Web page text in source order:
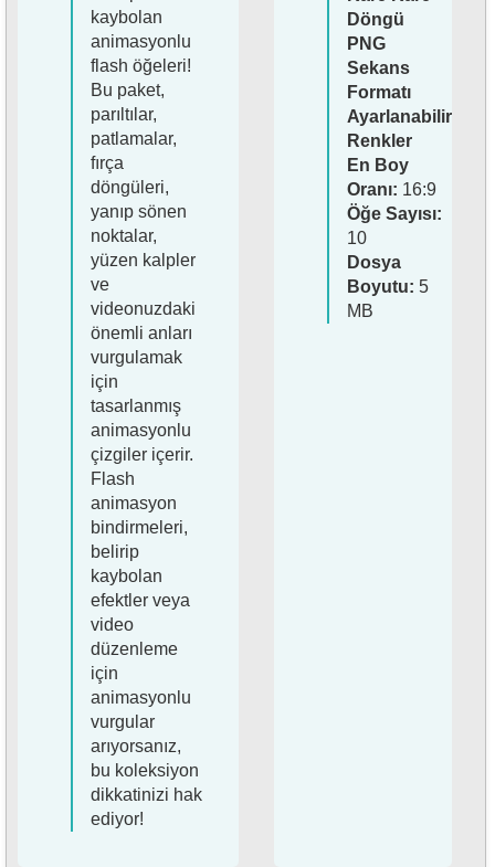
kaybolan
animasyonlu
flash öğeleri!
Bu paket,
parıltılar,
patlamalar,
fırça
döngüleri,
yanıp sönen
noktalar,
yüzen kalpler
ve
videonuzdaki
önemli anları
vurgulamak
için
tasarlanmış
animasyonlu
çizgiler içerir.
Flash
animasyon
bindirmeleri,
belirip
kaybolan
efektler veya
video
düzenleme
için
animasyonlu
vurgular
arıyorsanız,
bu koleksiyon
dikkatinizi hak
ediyor!
Döngü
PNG
Sekans
Formatı
Ayarlanabilir
Renkler
En Boy
Oranı: 16:9
Öğe Sayısı:
10
Dosya
Boyutu: 5
MB